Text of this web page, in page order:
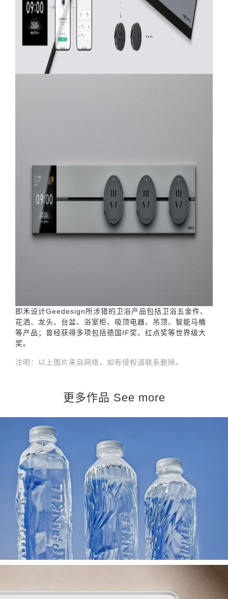
即禾设计Geedesign所涉猎的卫浴产品包括卫浴五金件、
花洒、龙头、台盆、浴室柜、吸顶电器、吊顶、智能马桶
等产品；曾经获得多项包括德国IF奖、红点奖等世界级大
奖。
注明：以上图片来自网络，如有侵权请联系删除。
更多作品 See more